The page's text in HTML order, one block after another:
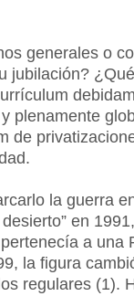
generales o
jubilación?
plenamente
de
la guerra
en
a una
la figura
regulares (1).